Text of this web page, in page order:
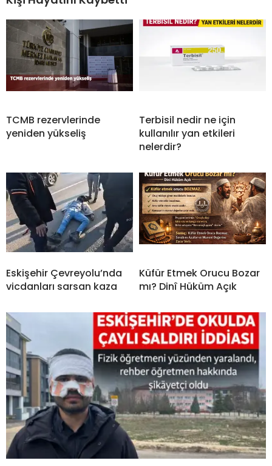
TCMB rezervlerinde
yeniden yükseliş
Terbisil nedir ne için
kullanılır yan etkileri
nelerdir?
Eskişehir Çevreyolu’nda
vicdanları sarsan kaza
Küfür Etmek Orucu Bozar
mı? Dinî Hüküm Açık